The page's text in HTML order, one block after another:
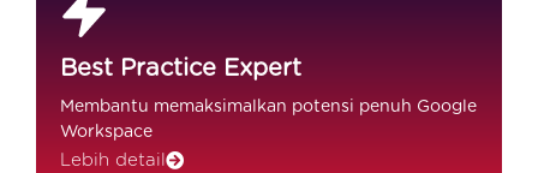
Best Practice Expert
Membantu memaksimalkan potensi penuh Google
Workspace
Lebih detail